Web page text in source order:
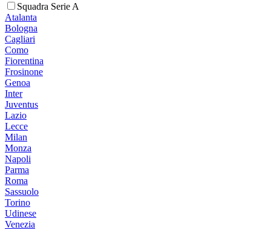
Squadra Serie A
Atalanta
Bologna
Cagliari
Como
Fiorentina
Frosinone
Genoa
Inter
Juventus
Lazio
Lecce
Milan
Monza
Napoli
Parma
Roma
Sassuolo
Torino
Udinese
Venezia